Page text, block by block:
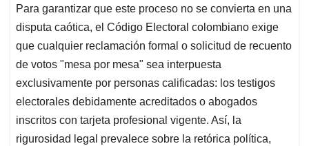
Para garantizar que este proceso no se convierta en una
disputa caótica, el Código Electoral colombiano exige
que cualquier reclamación formal o solicitud de recuento
de votos "mesa por mesa" sea interpuesta
exclusivamente por personas calificadas: los testigos
electorales debidamente acreditados o abogados
inscritos con tarjeta profesional vigente. Así, la
rigurosidad legal prevalece sobre la retórica política,